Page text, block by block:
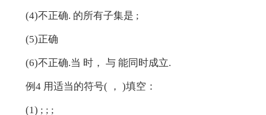
(4)不正确. 的所有子集是 ;
(5)正确
(6)不正确.当 时， 与 能同时成立.
例4 用适当的符号( ， )填空：
(1) ; ; ;